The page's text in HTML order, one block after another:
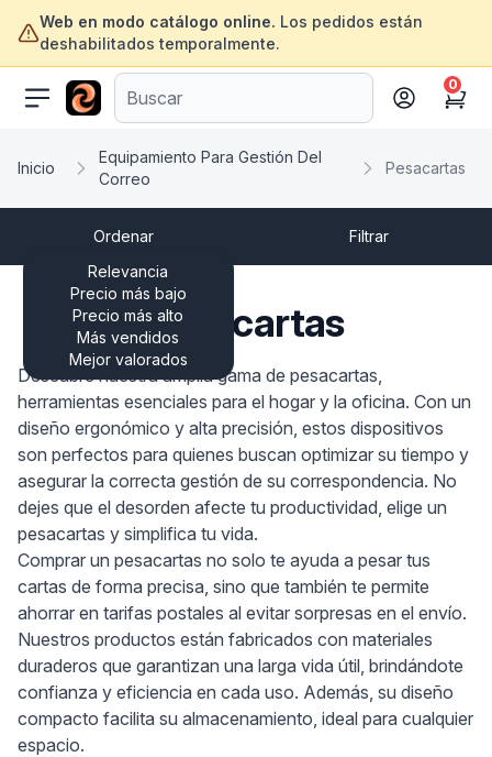
Web en modo catálogo online. Los pedidos están
deshabilitados temporalmente.
ofertasinformatica.com
Cart
0
Inicio
Equipamiento Para Gestión Del
Correo
Pesacartas
Ordenar
Relevancia
Precio más bajo
Precio más alto
Más vendidos
Mejor valorados
Filtrar
Pesacartas
Descubre nuestra amplia gama de pesacartas,
herramientas esenciales para el hogar y la oficina. Con un
diseño ergonómico y alta precisión, estos dispositivos
son perfectos para quienes buscan optimizar su tiempo y
asegurar la correcta gestión de su correspondencia. No
dejes que el desorden afecte tu productividad, elige un
pesacartas y simplifica tu vida.
Comprar un pesacartas no solo te ayuda a pesar tus
cartas de forma precisa, sino que también te permite
ahorrar en tarifas postales al evitar sorpresas en el envío.
Nuestros productos están fabricados con materiales
duraderos que garantizan una larga vida útil, brindándote
confianza y eficiencia en cada uso. Además, su diseño
compacto facilita su almacenamiento, ideal para cualquier
espacio.